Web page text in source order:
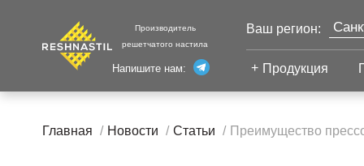
Производитель
решетчатого настила
Напишите нам:
Ваш регион:
Продукция
Главная Новости Статьи Преимущество